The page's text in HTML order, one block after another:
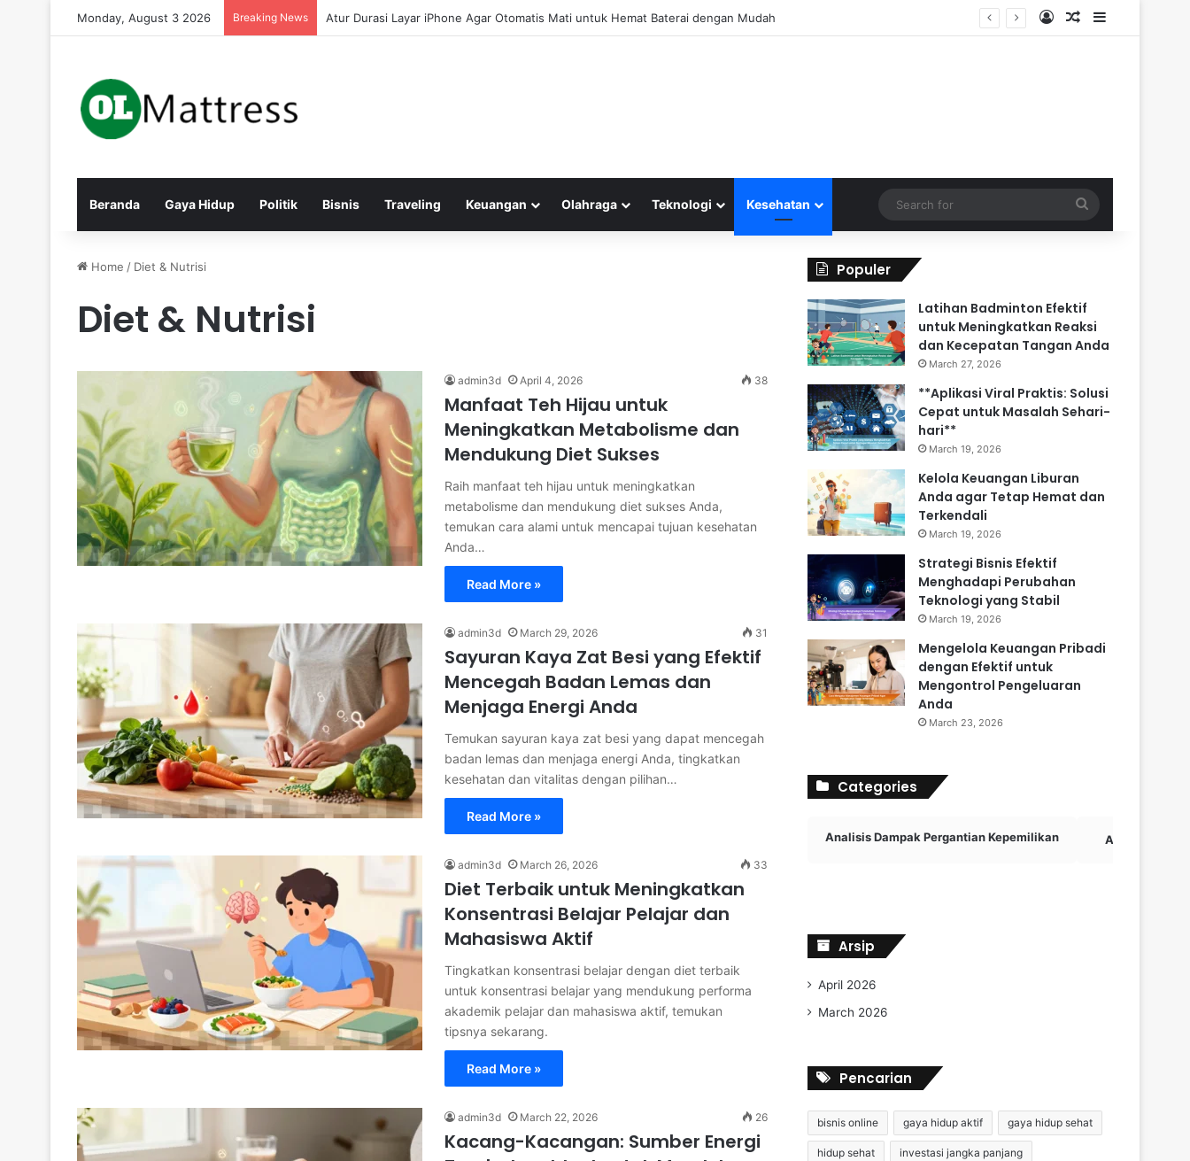
Monday, August 3 2026 Breaking News Atur Durasi Layar iPhone Agar Otomatis Mati untuk Hemat Baterai dengan Mudah Log InRandom Article
Sidebar
Beranda Gaya Hidup Politik Bisnis Traveling Keuangan Olahraga Teknologi Kesehatan
for
Home / Diet & Nutrisi
Diet & Nutrisi
admin3d April 4, 2026 38
Manfaat Teh Hijau untuk
Meningkatkan Metabolisme dan
Mendukung Diet Sukses
Raih manfaat teh hijau untuk meningkatkan
metabolisme dan mendukung diet sukses Anda,
temukan cara alami untuk mencapai tujuan kesehatan
Anda…
Read More »
admin3d March 29, 2026 31
Sayuran Kaya Zat Besi yang Efektif
Mencegah Badan Lemas dan
Menjaga Energi Anda
Temukan sayuran kaya zat besi yang dapat mencegah
badan lemas dan menjaga energi Anda, tingkatkan
kesehatan dan vitalitas dengan pilihan…
Read More »
admin3d March 26, 2026 33
Diet Terbaik untuk Meningkatkan
Konsentrasi Belajar Pelajar dan
Mahasiswa Aktif
Tingkatkan konsentrasi belajar dengan diet terbaik
untuk konsentrasi belajar yang mendukung performa
akademik pelajar dan mahasiswa aktif, temukan
tipsnya sekarang.
Read More »
admin3d March 22, 2026 26
Kacang-Kacangan: Sumber Energi
Populer
Latihan Badminton Efektif
untuk Meningkatkan Reaksi
dan Kecepatan Tangan Anda
March 27, 2026
**Aplikasi Viral Praktis: Solusi
Cepat untuk Masalah Sehari-
hari**
March 19, 2026
Kelola Keuangan Liburan
Anda agar Tetap Hemat dan
Terkendali
March 19, 2026
Strategi Bisnis Efektif
Menghadapi Perubahan
Teknologi yang Stabil
March 19, 2026
Mengelola Keuangan Pribadi
dengan Efektif untuk
Mengontrol Pengeluaran
Anda
March 23, 2026
Categories
Analisis Dampak Pergantian Kepemilikan Aplikasi Viral
Arsip
April 2026
March 2026
Pencarian
bisnis online gaya hidup aktif gaya hidup sehat
hidup sehat investasi jangka panjang